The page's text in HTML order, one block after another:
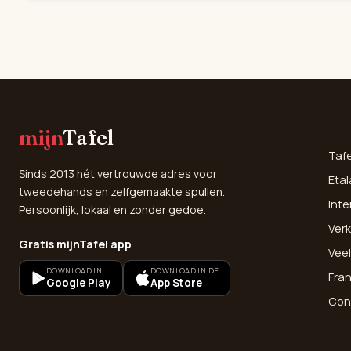
mijnTafel
Sinds 2013 hét vertrouwde adres voor
tweedehands en zelfgemaakte spullen.
Persoonlijk, lokaal en zonder gedoe.
Gratis mijnTafel app
DOWNLOAD IN
Google Play
DOWNLOAD IN DE
App Store